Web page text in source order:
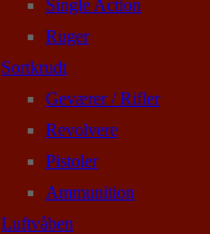
Single Action
Ruger
Sortkrudt
Geværer / Rifler
Revolvere
Pistoler
Ammunition
Luftvåben